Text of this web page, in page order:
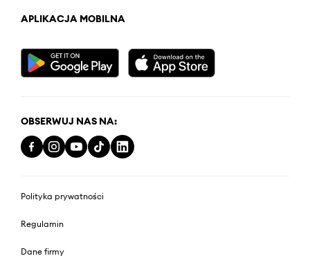
APLIKACJA MOBILNA
OBSERWUJ NAS NA:
Polityka prywatności
Regulamin
Dane firmy